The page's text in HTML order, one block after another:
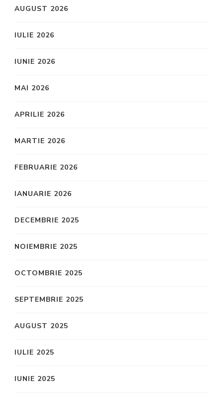
AUGUST 2026
IULIE 2026
IUNIE 2026
MAI 2026
APRILIE 2026
MARTIE 2026
FEBRUARIE 2026
IANUARIE 2026
DECEMBRIE 2025
NOIEMBRIE 2025
OCTOMBRIE 2025
SEPTEMBRIE 2025
AUGUST 2025
IULIE 2025
IUNIE 2025